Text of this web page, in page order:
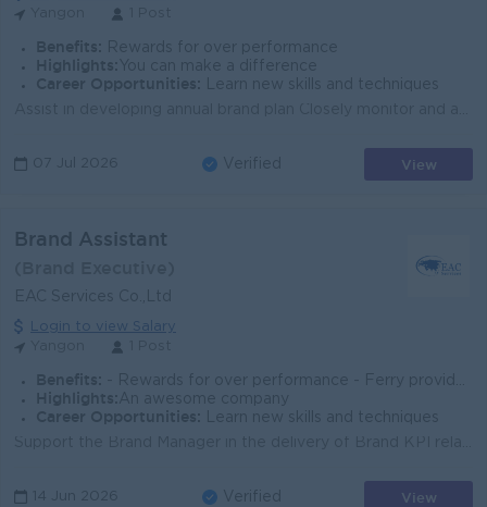
Benefits: Rewards for over performance
Highlights: You can make a difference
Career Opportunities:
Learn new skills and techniques
07 Jul 2026 Verified View
Brand Assistant
EAC Services Co.,Ltd
Login to view Salary
Benefits: - Rewards for over performance - Ferry provided - Sat & Sun (Off)
Highlights: An awesome company
Career Opportunities:
Learn new skills and techniques
14 Jun 2026 Verified View